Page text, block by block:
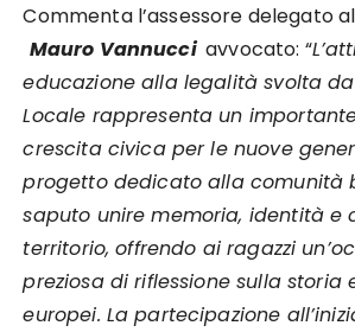
Commenta l’assessore delegato
Mauro Vannucci avvocato: “
educazione alla legalità svolta
Locale rappresenta un
crescita civica per le nuove
progetto dedicato alla comunità
saputo unire memoria, identità e
territorio, offrendo ai ragazzi
preziosa di riflessione sulla storia
europei. La partecipazione